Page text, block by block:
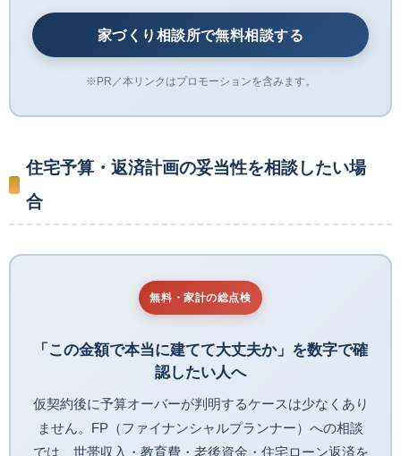
家づくり相談所で無料相談する
※PR／本リンクはプロモーションを含みます。
住宅予算・返済計画の妥当性を相談したい場
合
無料・家計の総点検
「この金額で本当に建てて大丈夫か」を数字で確
認したい人へ
仮契約後に予算オーバーが判明するケースは少なくあり
ません。FP（ファイナンシャルプランナー）への相談
では、世帯収入・教育費・老後資金・住宅ローン返済を